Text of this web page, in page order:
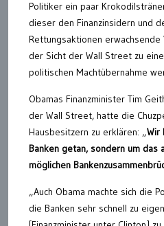
Politiker ein paar
dieser den Finanzinsidern und
Rettungsaktionen
der Sicht der Wall Street zu
politischen Machtübernahme
Obamas Finanzminister Tim
der Wall Street, hatte die
Hausbesitzern zu erklären: „Wir
Banken getan, sondern um das
möglichen
„Auch Obama machte sich die
die Banken sehr schnell zu